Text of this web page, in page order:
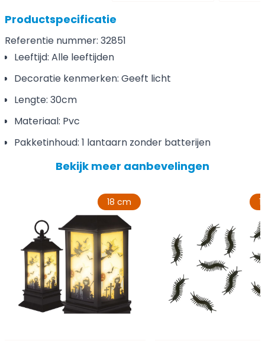
Productspecificatie
Referentie nummer: 32851
Leeftijd: Alle leeftijden
Decoratie kenmerken: Geeft licht
Lengte: 30cm
Materiaal: Pvc
Pakketinhoud: 1 lantaarn zonder batterijen
Bekijk meer aanbevelingen
18 cm